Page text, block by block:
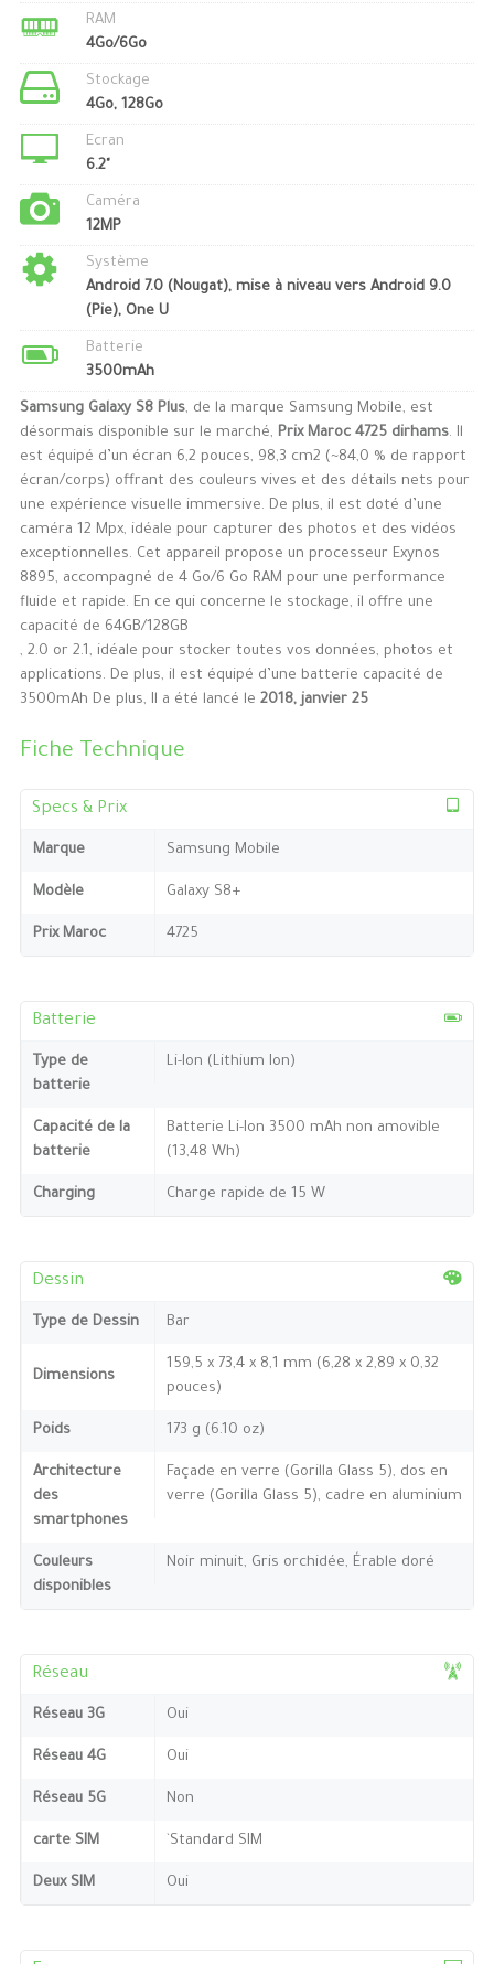
RAM
4Go/6Go
Stockage
4Go, 128Go
Ecran
6.2"
Caméra
12MP
Système
Android 7.0 (Nougat), mise à niveau vers Android 9.0
(Pie), One U
Batterie
3500mAh
Samsung Galaxy S8 Plus, de la marque Samsung Mobile, est
désormais disponible sur le marché, Prix Maroc 4725 dirhams. Il
est équipé d’un écran 6,2 pouces, 98,3 cm2 (~84,0 % de rapport
écran/corps) offrant des couleurs vives et des détails nets pour
une expérience visuelle immersive. De plus, il est doté d’une
caméra 12 Mpx, idéale pour capturer des photos et des vidéos
exceptionnelles. Cet appareil propose un processeur Exynos
8895, accompagné de 4 Go/6 Go RAM pour une performance
fluide et rapide. En ce qui concerne le stockage, il offre une
capacité de 64GB/128GB
, 2.0 or 2.1, idéale pour stocker toutes vos données, photos et
applications. De plus, il est équipé d’une batterie capacité de
3500mAh De plus, Il a été lancé le 2018, janvier 25
Fiche Technique
Specs & Prix
Marque Samsung Mobile
Modèle Galaxy S8+
Prix Maroc 4725
Batterie
Type de
batterie
Li-Ion (Lithium Ion)
Capacité de la
batterie
Batterie Li-Ion 3500 mAh non amovible
(13,48 Wh)
Charging Charge rapide de 15 W
Dessin
Type de Dessin Bar
Dimensions
159,5 x 73,4 x 8,1 mm (6,28 x 2,89 x 0,32
pouces)
Poids 173 g (6.10 oz)
Architecture
des
smartphones
Façade en verre (Gorilla Glass 5), dos en
verre (Gorilla Glass 5), cadre en aluminium
Couleurs
disponibles
Noir minuit, Gris orchidée, Érable doré
Réseau
Réseau 3G Oui
Réseau 4G Oui
Réseau 5G Non
carte SIM `Standard SIM
Deux SIM Oui